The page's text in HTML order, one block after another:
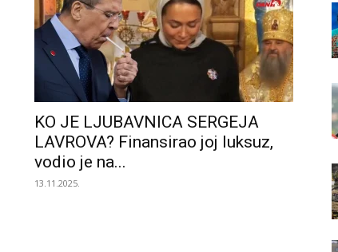
KO JE LJUBAVNICA SERGEJA
LAVROVA? Finansirao joj luksuz,
vodio je na...
13.11.2025.